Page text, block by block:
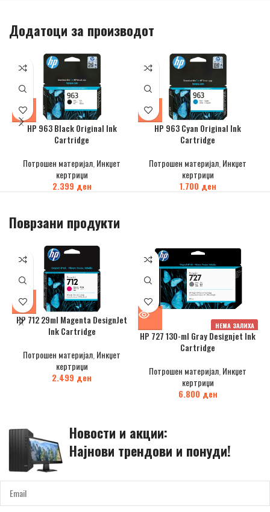
Додатоци за производот
HP 963 Black Original Ink
Cartridge
Потрошен материјал Инкџет
кертриџи
2.399 ден
HP 963 Cyan Original Ink
Cartridge
Потрошен материјал Инкџет
кертриџи
1.700 ден
Поврзани продукти
HP 712 29ml Magenta DesignJet
Ink Cartridge
Потрошен материјал Инкџет
кертриџи
2.499 ден
НЕМА ЗАЛИХА
HP 727 130-ml Gray Designjet Ink
Cartridge
Потрошен материјал Инкџет
кертриџи
6.800 ден
Новости и акции:
Најнови трендови и понуди!